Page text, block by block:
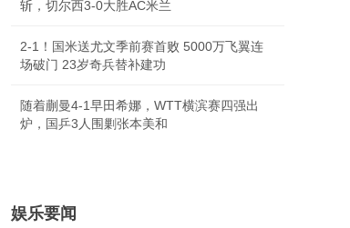
斩，切尔西3-0大胜AC米兰
2-1！国米送尤文季前赛首败 5000万飞翼连
场破门 23岁奇兵替补建功
随着蒯曼4-1早田希娜，WTT横滨赛四强出
炉，国乒3人围剿张本美和
娱乐要闻